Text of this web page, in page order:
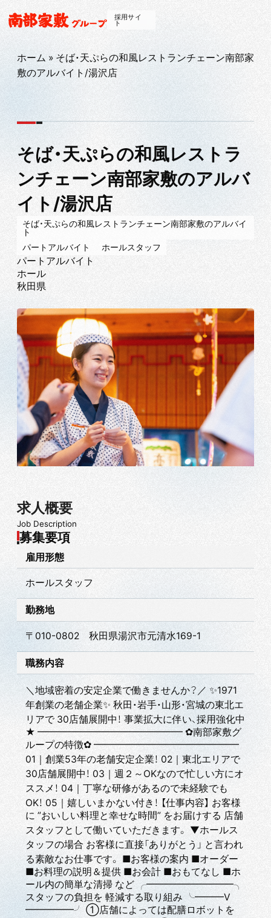
採用サイ
ト
ホーム » そば・天ぷらの和風レストランチェーン南部家
敷のアルバイト/湯沢店
そば・天ぷらの和風レストラ
ンチェーン南部家敷のアルバ
イト/湯沢店
そば・天ぷらの和風レストランチェーン南部家敷のアルバイ
ト
パートアルバイト
ホールスタッフ
パートアルバイト
ホール
秋田県
求人概要
Job Description
募集要項
雇用形態
ホールスタッフ
勤務地
〒010-0802 秋田県湯沢市元清水169-1
職務内容
＼地域密着の安定企業で働きませんか？／ ✨1971
年創業の老舗企業✨ 秋田・岩手・山形・宮城の東北エ
リアで 30店舗展開中！ 事業拡大に伴い、採用強化中
★ ━━━━━━━━━━━━━━━ ✿南部家敷グ
ループの特徴✿ ━━━━━━━━━━━━━━━
01｜創業53年の老舗安定企業！ 02｜東北エリアで
30店舗展開中！ 03｜週２～OKなので忙しい方にオ
ススメ！ 04｜丁寧な研修があるので未経験でも
OK！ 05｜嬉しいまかない付き！ 【仕事内容】 お客様
に ”おいしい料理と幸せな時間” をお届けする 店舗
スタッフとして働いていただきます。 ▼ホールス
タッフの場合 お客様に直接「ありがとう」 と言われ
る素敵なお仕事です。 ■お客様の案内 ■オーダー
■お料理の説明＆提供 ■お会計 ■おもてなし ■ホ
ール内の簡単な清掃 など ╭━━━━━━━━━╮
スタッフの負担を 軽減する取り組み ╰━━━V
━━━━━╯ ①店舗によっては配膳ロボットを